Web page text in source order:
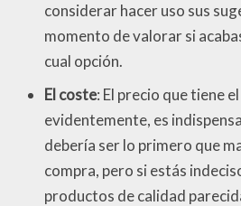
considerar hacer uso sus
momento de valorar si
cual opción.
El coste: El precio que tiene
evidentemente, es
debería ser lo primero que
compra, pero si estás
productos de calidad